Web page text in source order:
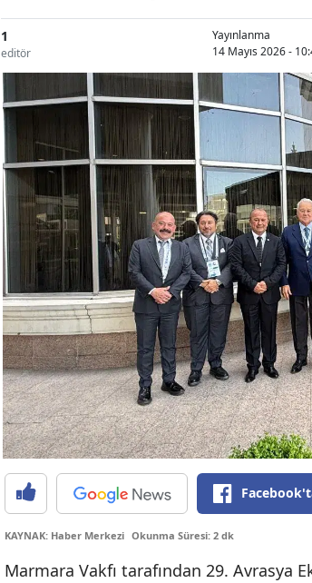
1
editör
Yayınlanma
14 Mayıs 2026 -
KAYNAK: Haber Merkezi Okunma Süresi: 2 dk
Marmara Vakfı tarafından 29.